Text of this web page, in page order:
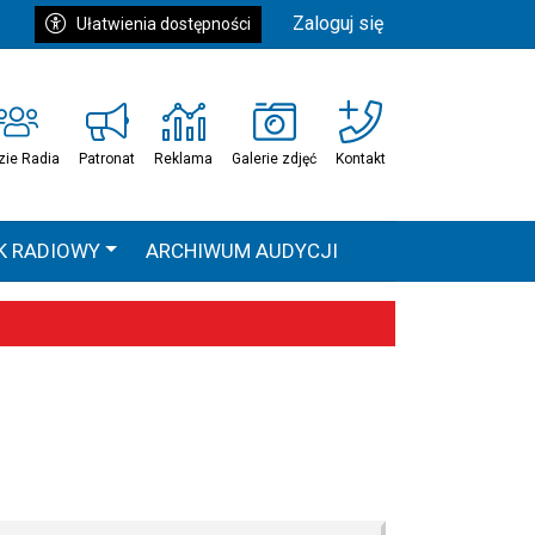
Ułatwienia dostępności Zaloguj się
Radia Patronat Reklama Galerie zdjęć Kontakt
RADIOWY ARCHIWUM AUDYCJI
HEAVEN TOUR